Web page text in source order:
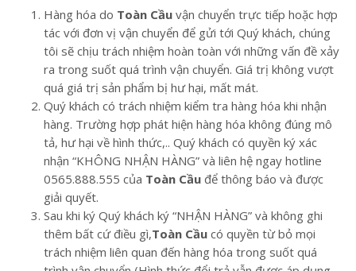
Hàng hóa do Toàn Cầu vận chuyển trực tiếp hoặc hợp
tác với đơn vị vận chuyển để gửi tới Quý khách, chúng
tôi sẽ chịu trách nhiệm hoàn toàn với những vấn đề xảy
ra trong suốt quá trình vận chuyển. Giá trị không vượt
quá giá trị sản phẩm bị hư hại, mất mát.
Quý khách có trách nhiệm kiểm tra hàng hóa khi nhận
hàng. Trường hợp phát hiện hàng hóa không đúng mô
tả, hư hại về hình thức,.. Quý khách có quyền ký xác
nhận “KHÔNG NHẬN HÀNG” và liên hệ ngay hotline
0565.888.555 của Toàn Cầu để thông báo và được
giải quyết.
Sau khi ký Quý khách ký “NHẬN HÀNG” và không ghi
thêm bất cứ điều gì,Toàn Cầu có quyền từ bỏ mọi
trách nhiệm liên quan đến hàng hóa trong suốt quá